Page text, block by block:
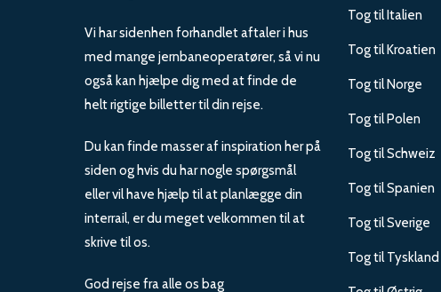
Vi har sidenhen forhandlet aftaler i hus
med mange jernbaneoperatører, så vi nu
også kan hjælpe dig med at finde de
helt rigtige billetter til din rejse.
Du kan finde masser af inspiration her på
siden og hvis du har nogle spørgsmål
eller vil have hjælp til at planlægge din
interrail, er du meget velkommen til at
skrive til os.
God rejse fra alle os bag
Tog til Italien
Tog til Kroatien
Tog til Norge
Tog til Polen
Tog til Schweiz
Tog til Spanien
Tog til Sverige
Tog til Tyskland